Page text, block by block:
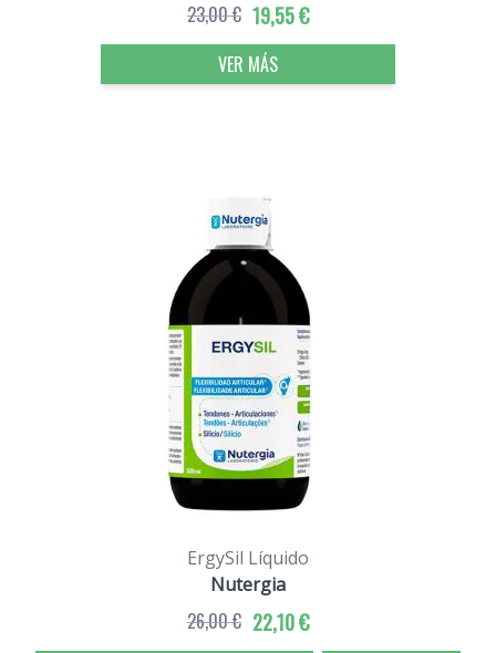
19,55 €
23,00 €
VER MÁS
ErgySil Líquido
Nutergia
22,10 €
26,00 €